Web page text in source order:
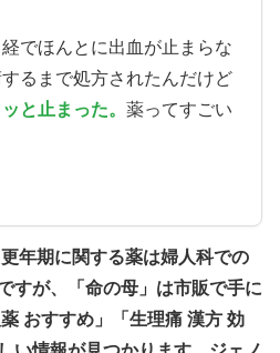
でほんとに出血が止まらな
るまで処方されたんだけど
と止まった。 薬ってすごい
年期に関する薬は婦人科での
すが、「命の母」は市販で手に
おすすめ」「生理痛 漢方 効